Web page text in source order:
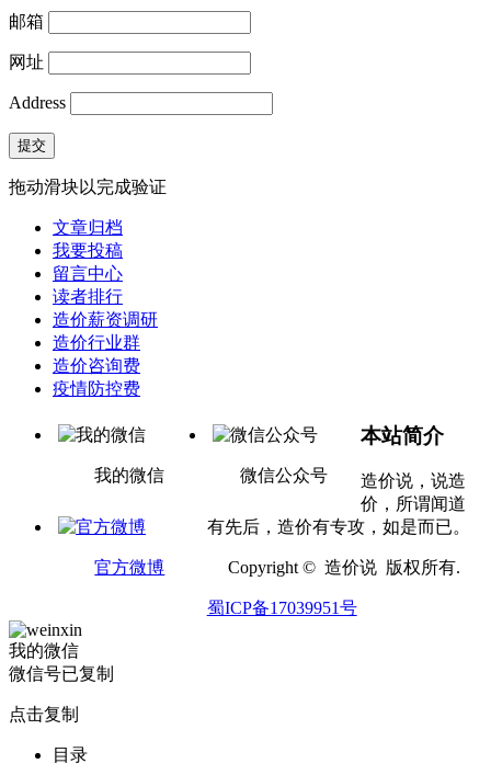
邮箱
网址
Address
提交
拖动滑块以完成验证
文章归档
我要投稿
留言中心
读者排行
造价薪资调研
造价行业群
造价咨询费
疫情防控费
我的微信 微信公众号
官方微博
本站简介
造价说，说造
价，所谓闻道
有先后，造价有专攻，如是而已。
Copyright © 造价说 版权所有.
蜀ICP备17039951号
我的微信
微信号已复制
点击复制
目录